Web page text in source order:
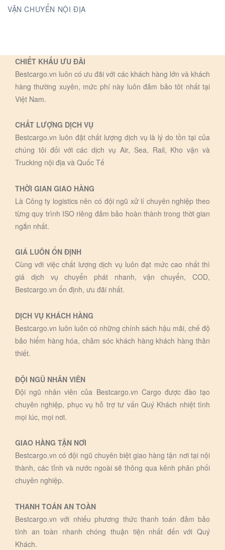
VẬN CHUYỂN NỘI ĐỊA
CHIẾT KHẤU ƯU ĐÃI
Bestcargo.vn luôn có ưu đãi với các khách hàng lớn và khách
hàng thường xuyên, mức phí này luôn đảm bảo tôt nhất tại
Việt Nam.
CHẤT LƯỢNG DỊCH VỤ
Bestcargo.vn luôn đặt chất lượng dịch vụ là lý do tồn tại của
chúng tôi đối với các dịch vụ Air, Sea, Rail, Kho vận và
Trucking nội địa và Quốc Tế
THỜI GIAN GIAO HÀNG
Là Công ty logistics nên có đội ngũ xử lí chuyên nghiệp theo
từng quy trình ISO riêng đảm bảo hoàn thành trong thời gian
ngắn nhất.
GIÁ LUÔN ỔN ĐỊNH
Cùng với việc chất lượng dịch vụ luôn đạt mức cao nhất thì
giá dịch vụ chuyển phát nhanh, vận chuyển, COD,
Bestcargo.vn ổn định, ưu đãi nhất.
DỊCH VỤ KHÁCH HÀNG
Bestcargo.vn luôn luôn có những chính sách hậu mãi, chế độ
bảo hiểm hàng hóa, chăm sóc khách hàng khách hàng thân
thiết.
ĐỘI NGŨ NHÂN VIÊN
Đội ngũ nhân viên của Bestcargo.vn Cargo được đào tạo
chuyên nghiệp, phục vụ hỗ trợ tư vấn Quý Khách nhiệt tình
mọi lúc, mọi nơi.
GIAO HÀNG TẬN NƠI
Bestcargo.vn có đội ngũ chuyên biệt giao hàng tận nơi tại nội
thành, các tỉnh và nước ngoài sẽ thông qua kênh phân phối
chuyên nghiệp.
THANH TOÁN AN TOÀN
Bestcargo.vn với nhiếu phương thức thanh toán đảm bảo
tính an toàn nhanh chóng thuận tiện nhất đến với Quý
Khách.